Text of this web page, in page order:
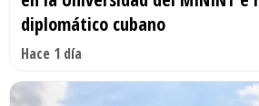
diplomático cubano
Hace 1 día